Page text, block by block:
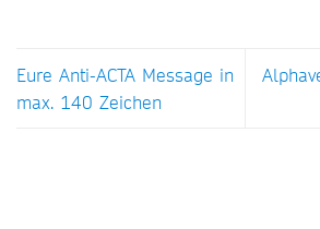
Eure Anti-ACTA Message in
max. 140 Zeichen